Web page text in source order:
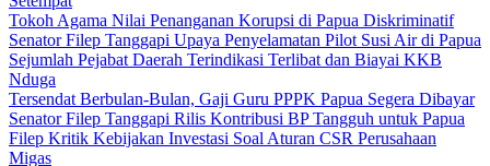
Tokoh Agama Nilai Penanganan Korupsi di Papua Diskriminatif
Senator Filep Tanggapi Upaya Penyelamatan Pilot Susi Air di Papua
Sejumlah Pejabat Daerah Terindikasi Terlibat dan Biayai KKB
Nduga
Tersendat Berbulan-Bulan, Gaji Guru PPPK Papua Segera Dibayar
Senator Filep Tanggapi Rilis Kontribusi BP Tangguh untuk Papua
Filep Kritik Kebijakan Investasi Soal Aturan CSR Perusahaan
Migas